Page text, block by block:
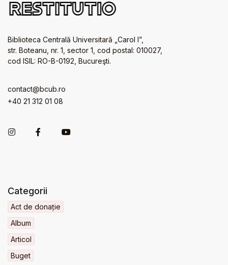
Biblioteca Centrală Universitară „Carol I”,
str. Boteanu, nr. 1, sector 1, cod postal: 010027,
cod ISIL: RO-B-0192, Bucureşti.
contact@bcub.ro
+40 21 312 01 08
Categorii
Act de donație
Album
Articol
Buget